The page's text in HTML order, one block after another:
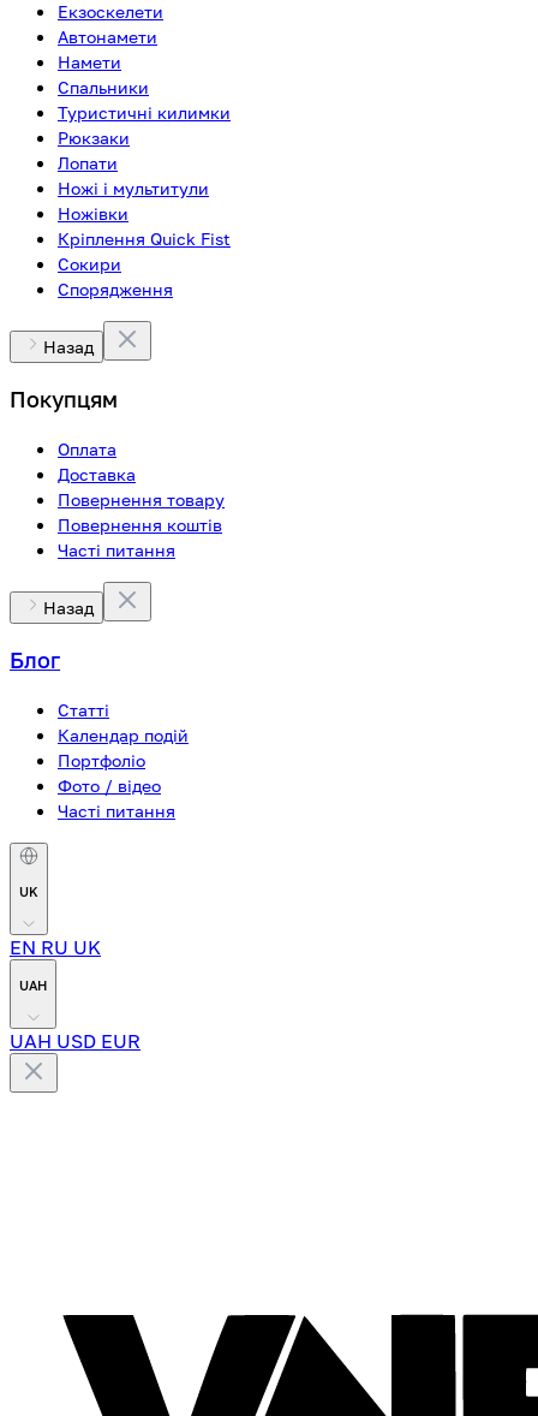
Екзоскелети
Автонамети
Намети
Спальники
Туристичні килимки
Рюкзаки
Лопати
Ножі і мультитули
Ножівки
Кріплення Quick Fist
Сокири
Спорядження
Назад
Покупцям
Оплата
Доставка
Повернення товару
Повернення коштів
Часті питання
Назад
Блог
Статті
Календар подій
Портфоліо
Фото / відео
Часті питання
UK
EN RU UK
UAH
UAH USD EUR